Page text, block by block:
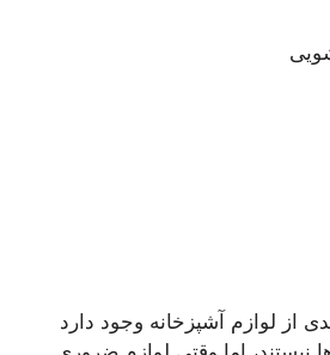
از لوازم آشپزخانه وجود دارد